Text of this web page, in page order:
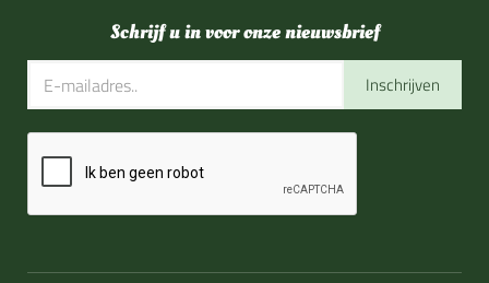
Schrijf u in voor onze nieuwsbrief
Inschrijven